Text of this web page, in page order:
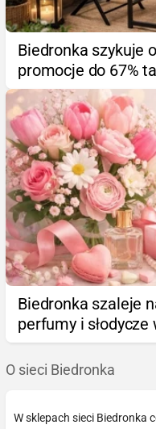
Biedronka szykuje
promocje do 67%
Biedronka szaleje
perfumy i
O sieci Biedronka
W sklepach sieci Biedronka